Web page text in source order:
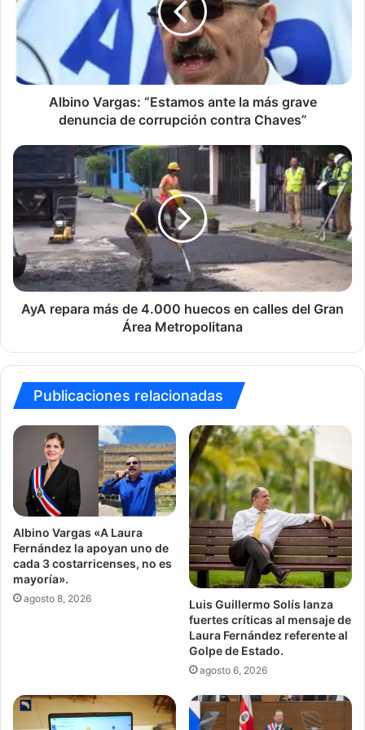
la
más
grave
denuncia
de
corrupciónAlbino Vargas: “Estamos ante la más grave
denuncia de corrupción contra Chaves”
AyA
más
de
4.000
huecos
en
calles
del
Gran
AyA repara más de 4.000 huecos en calles del Gran
Área Metropolitana
Publicaciones relacionadas
Albino Vargas «A Laura
Fernández la apoyan uno de
cada 3 costarricenses, no es
mayoría».
agosto 8, 2026
Luis Guillermo Solís lanza
fuertes críticas al mensaje de
Laura Fernández referente al
Golpe de Estado.
agosto 6, 2026